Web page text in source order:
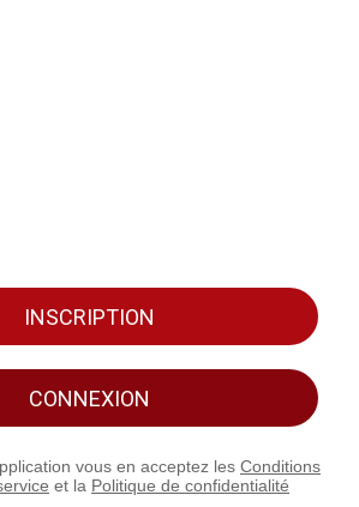
INSCRIPTION
CONNEXION
vous en acceptez les Conditions
et la Politique de confidentialité